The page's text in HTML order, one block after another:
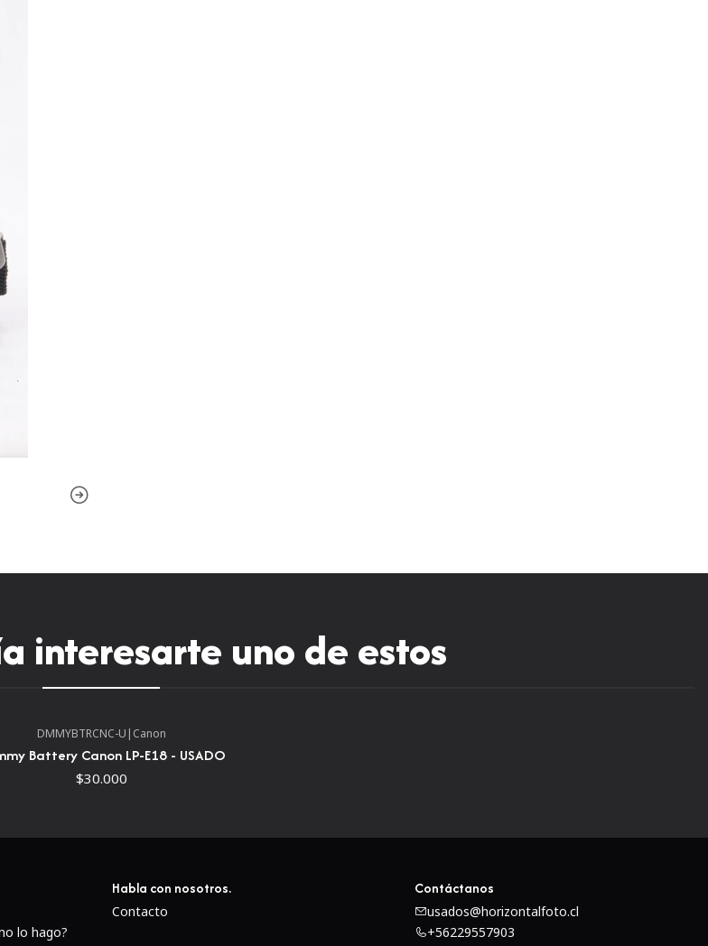
interesarte uno de estos
DMMYBTRCNC-U | Canon
Battery Canon LP-E18 - USADO
$30.000
lo hago?
Habla con nosotros.
Contacto
Contáctanos
usados@horizontalfoto.cl
+56229557903